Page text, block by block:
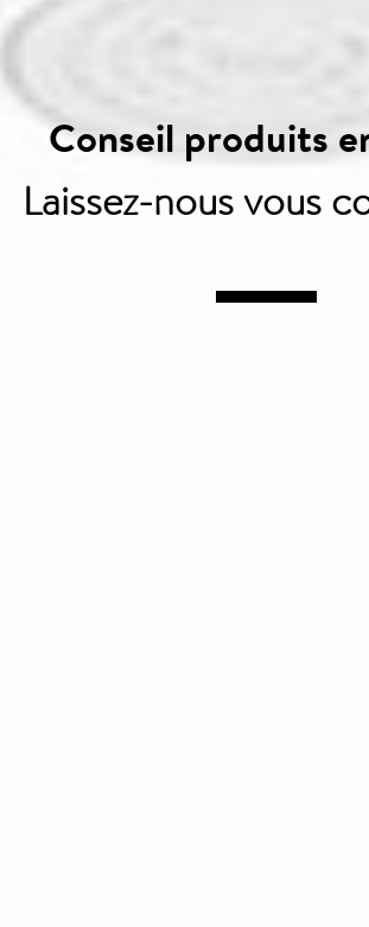
Conseil produits
Laissez-nous vous